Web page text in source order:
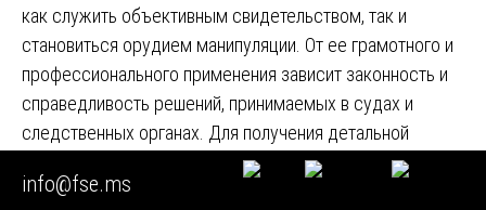
как служить объективным свидетельством, так и
становиться орудием манипуляции. От ее грамотного и
профессионального применения зависит законность и
справедливость решений, принимаемых в судах и
следственных органах. Для получения детальной
информации о возможностях проведения таких
исследований вы можете обратиться к специалистам
info@fse.ms